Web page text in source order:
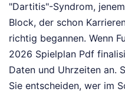
"Dartitis"-Syndrom,
Block, der schon
richtig begannen. Wenn
2026 Spielplan Pdf
Daten und Uhrzeiten an.
Sie entscheiden, wer im